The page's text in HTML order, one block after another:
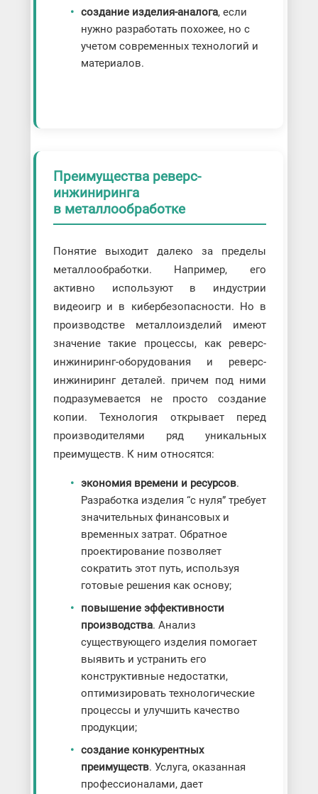
создание изделия-аналога, если
нужно разработать похожее, но с
учетом современных технологий и
материалов.
Преимущества реверс-
инжиниринга
в металлообработке
Понятие выходит далеко за пределы
металлообработки. Например, его
активно используют в индустрии
видеоигр и в кибербезопасности. Но в
производстве металлоизделий имеют
значение такие процессы, как реверс-
инжиниринг-оборудования и реверс-
инжиниринг деталей. причем под ними
подразумевается не просто создание
копии. Технология открывает перед
производителями ряд уникальных
преимуществ. К ним относятся:
экономия времени и ресурсов.
Разработка изделия “с нуля” требует
значительных финансовых и
временных затрат. Обратное
проектирование позволяет
сократить этот путь, используя
готовые решения как основу;
повышение эффективности
производства. Анализ
существующего изделия помогает
выявить и устранить его
конструктивные недостатки,
оптимизировать технологические
процессы и улучшить качество
продукции;
создание конкурентных
преимуществ. Услуга, оказанная
профессионалами, дает